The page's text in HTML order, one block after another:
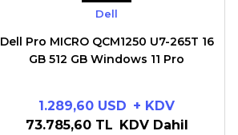
Dell
Dell Pro MICRO QCM1250 U7-265T 16
GB 512 GB Windows 11 Pro
1.289,60 USD + KDV
73.785,60 TL KDV Dahil